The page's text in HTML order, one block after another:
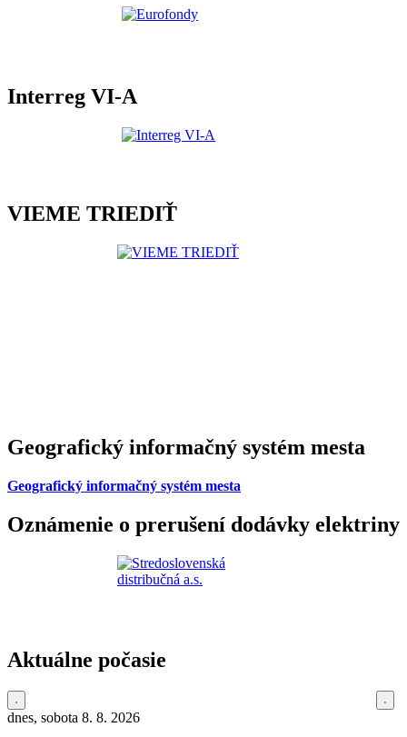
Interreg VI-A
VIEME TRIEDIŤ
Geografický informačný systém mesta
Geografický informačný systém mesta
Oznámenie o prerušení dodávky elektriny
Aktuálne počasie
dnes, sobota 8. 8. 2026